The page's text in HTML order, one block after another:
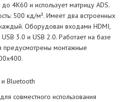
4K60 и использует матрицу ADS.
500 кд/м². Имеет два встроенных
Оборудован входами HDMI,
3.0 и USB 2.0. Работает на базе
предусмотрены монтажные
Bluetooth
совместного использования